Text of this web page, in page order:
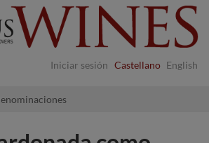
Iniciar sesión Castellano English